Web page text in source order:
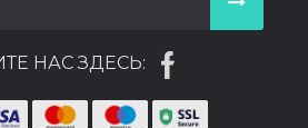
НАС ЗДЕСЬ: